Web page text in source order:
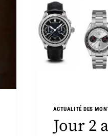
ACTUALITÉ DES
Jour 2